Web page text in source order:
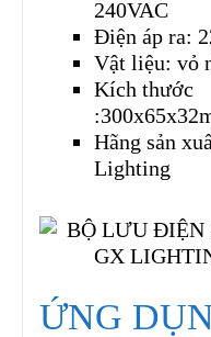
240VAC
Điện áp ra:
Vật liệu: vỏ
Kích thước
Hãng sản
Lighting
ỨNG